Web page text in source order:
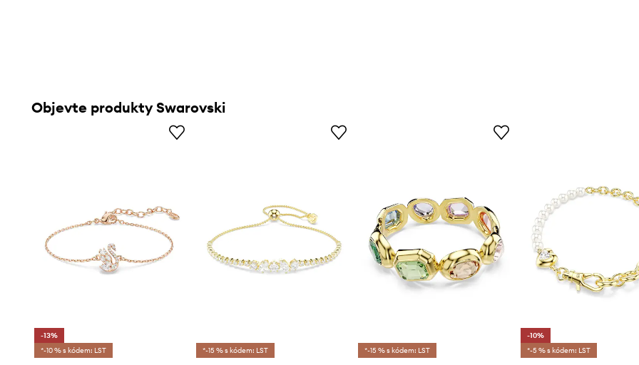
Objevte produkty Swarovski
-13%
*-10 % s kódem: LST
*-15 % s kódem: LST *-15 % s kódem: LST
-10%
*-5 % s kódem: LST